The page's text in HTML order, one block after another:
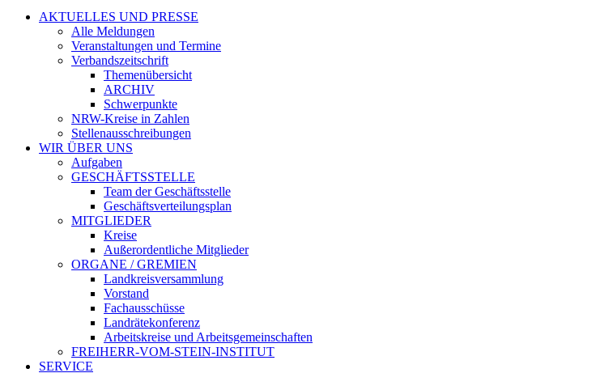
AKTUELLES UND PRESSE
Alle Meldungen
Veranstaltungen und Termine
Verbandszeitschrift
Themenübersicht
ARCHIV
Schwerpunkte
NRW-Kreise in Zahlen
Stellenausschreibungen
WIR ÜBER UNS
Aufgaben
GESCHÄFTSSTELLE
Team der Geschäftsstelle
Geschäftsverteilungsplan
MITGLIEDER
Kreise
Außerordentliche Mitglieder
ORGANE / GREMIEN
Landkreisversammlung
Vorstand
Fachausschüsse
Landrätekonferenz
Arbeitskreise und Arbeitsgemeinschaften
FREIHERR-VOM-STEIN-INSTITUT
SERVICE